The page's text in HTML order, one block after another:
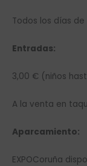
Todos los días de
Entradas:
3,00 € (niños
A la venta en
Aparcamiento:
EXPOCoruña